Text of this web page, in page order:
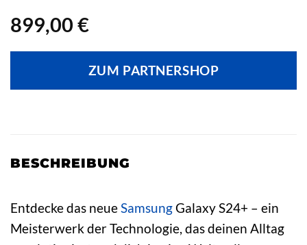
899,00 €
ZUM PARTNERSHOP
BESCHREIBUNG
Entdecke das neue SamsungGalaxy S24+ – ein
Meisterwerk der Technologie, das deinen Alltag